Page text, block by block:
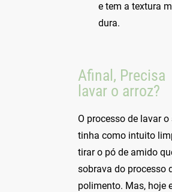
e tem a textura
dura.
Afinal, Precisa
lavar o arroz?
O processo de lavar o
tinha como intuito
tirar o pó de amido
sobrava do processo
polimento. Mas, hoje